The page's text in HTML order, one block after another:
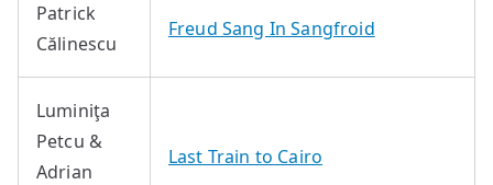
Patrick
Călinescu
Freud Sang In Sangfroid
Luminiţa
Petcu &
Adrian
Last Train to Cairo